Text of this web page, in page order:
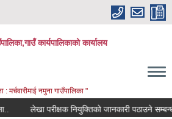
कार्यपालिकाको कार्यालय
मर्चवारीमाई नमुना गाउँपालिका "
लेखा परीक्षक नियुक्तिको जानकारी पठाउने सम्बन्धी